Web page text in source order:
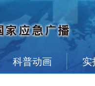
科普动画 实